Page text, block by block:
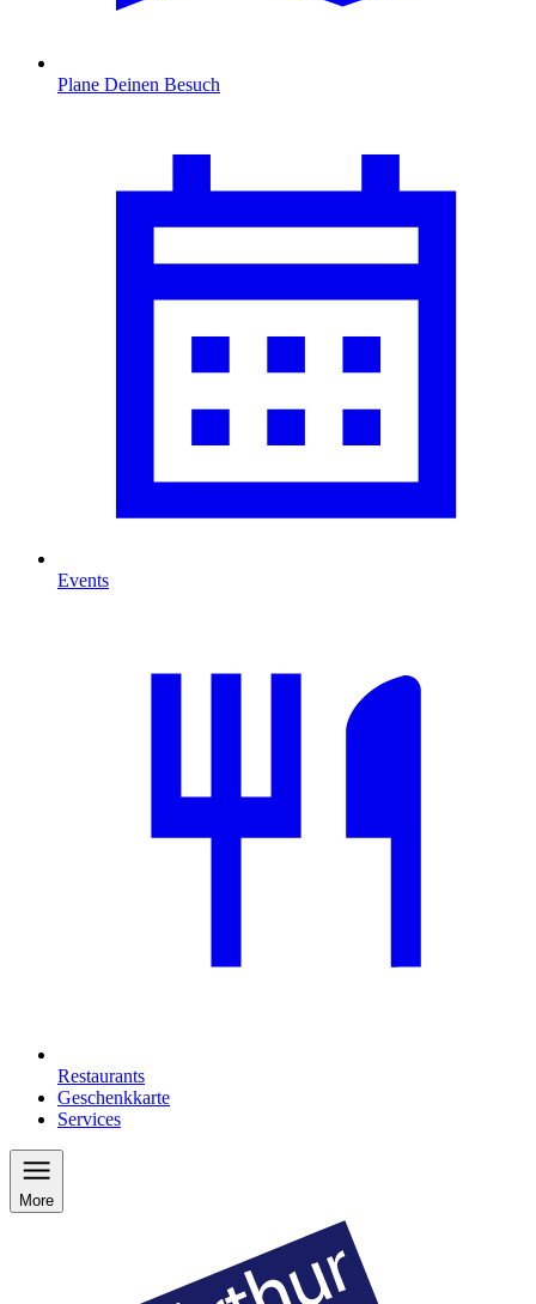
Plane Deinen Besuch
Events
Restaurants
Geschenkkarte
Services
More